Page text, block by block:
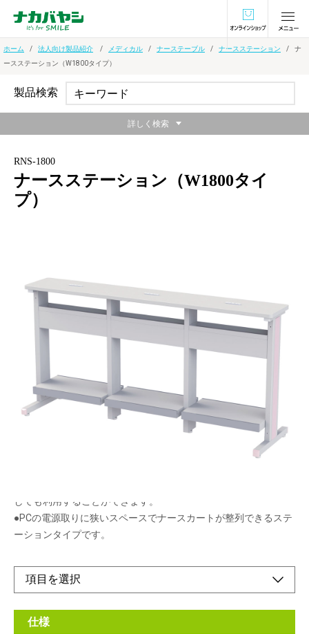
オンラインショ
ホーム 法人向け製品紹介 メディカル ナーステーブル ナースステーション
ナ
ースステーション（W1800タイプ）
RNS-1800
ナースステーション（W1800タイ
プ）
電源取りがキレイにできる天板埋め込み型の電源
コンセントとコードダクト機能が標準装備。
¥145,000+ 税
●天板埋め込み型の電源コンセントが標準装備。
（電源取りに市販のOAタップが必要です。）
●市販OAタップを天板下に収納出来る収納ボックス付き
しても利用することができます。
●PCの電源取りに狭いスペースでナースカートが整列できるステ
ーションタイプです。
仕様
製品検索
詳しく検索